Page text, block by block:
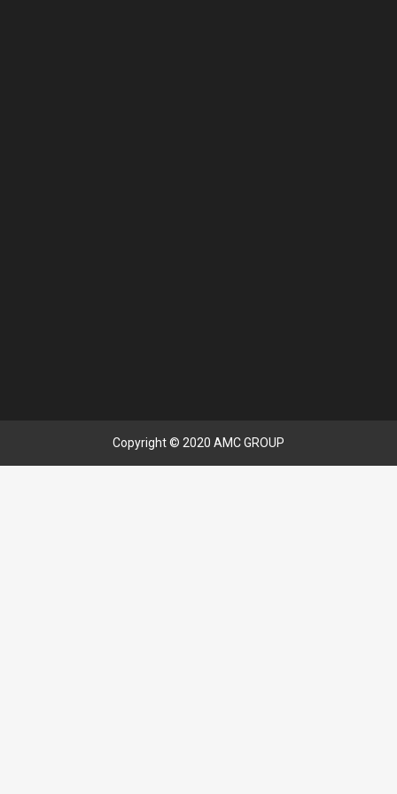
Copyright © 2020 AMC GROUP